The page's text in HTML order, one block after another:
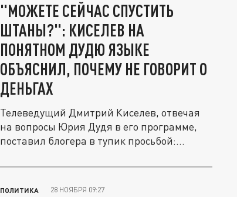
"МОЖЕТЕ СЕЙЧАС СПУСТИТЬ
ШТАНЫ?": КИСЕЛЕВ НА
ПОНЯТНОМ ДУДЮ ЯЗЫКЕ
ОБЪЯСНИЛ, ПОЧЕМУ НЕ ГОВОРИТ О
ДЕНЬГАХ
Телеведущий Дмитрий Киселев, отвечая
на вопросы Юрия Дудя в его программе,
поставил блогера в тупик просьбой:...
ПОЛИТИКА 28 НОЯБРЯ 09:27